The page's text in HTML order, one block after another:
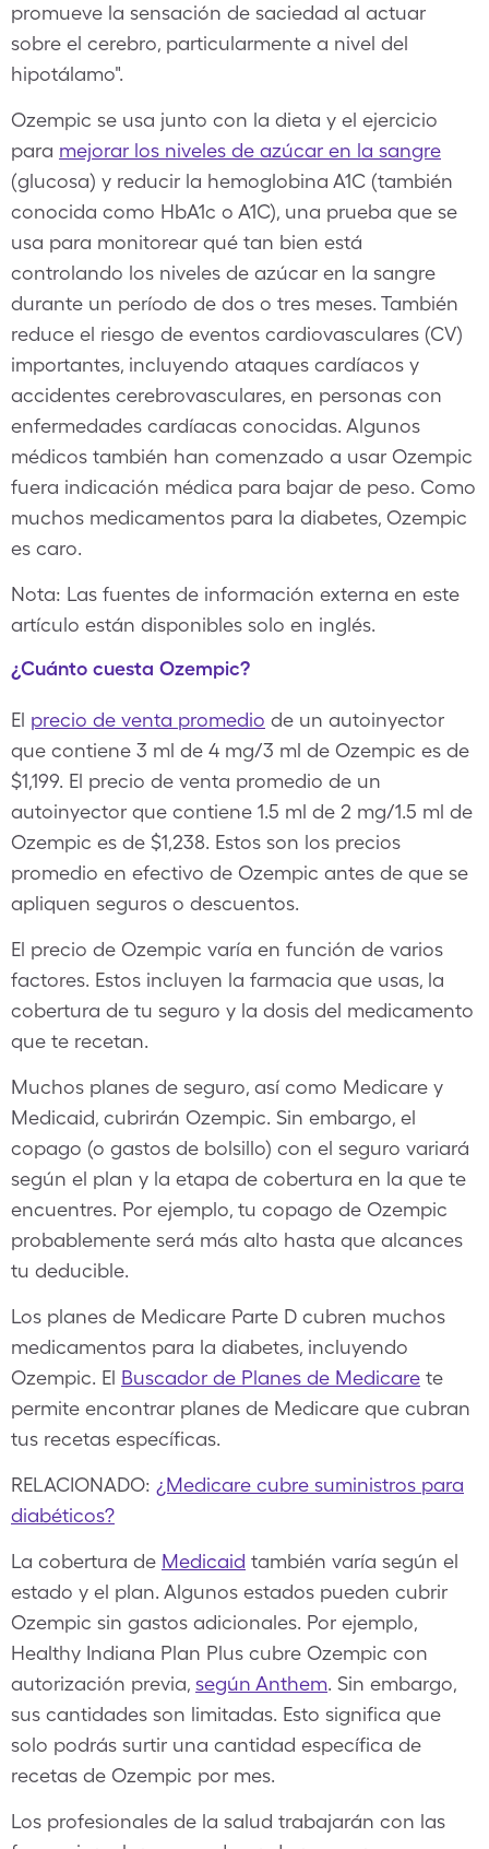
promueve la sensación de saciedad al actuar
sobre el cerebro, particularmente a nivel del
hipotálamo".
Ozempic se usa junto con la dieta y el ejercicio
para mejorar los niveles de azúcar en la sangre
(glucosa) y reducir la hemoglobina A1C (también
conocida como HbA1c o A1C), una prueba que se
usa para monitorear qué tan bien está
controlando los niveles de azúcar en la sangre
durante un período de dos o tres meses. También
reduce el riesgo de eventos cardiovasculares (CV)
importantes, incluyendo ataques cardíacos y
accidentes cerebrovasculares, en personas con
enfermedades cardíacas conocidas. Algunos
médicos también han comenzado a usar Ozempic
fuera indicación médica para bajar de peso. Como
muchos medicamentos para la diabetes, Ozempic
es caro.
Nota: Las fuentes de información externa en este
artículo están disponibles solo en inglés.
¿Cuánto cuesta Ozempic?
El precio de venta promedio de un autoinyector
que contiene 3 ml de 4 mg/3 ml de Ozempic es de
$1,199. El precio de venta promedio de un
autoinyector que contiene 1.5 ml de 2 mg/1.5 ml de
Ozempic es de $1,238. Estos son los precios
promedio en efectivo de Ozempic antes de que se
apliquen seguros o descuentos.
El precio de Ozempic varía en función de varios
factores. Estos incluyen la farmacia que usas, la
cobertura de tu seguro y la dosis del medicamento
que te recetan.
Muchos planes de seguro, así como Medicare y
Medicaid, cubrirán Ozempic. Sin embargo, el
copago (o gastos de bolsillo) con el seguro variará
según el plan y la etapa de cobertura en la que te
encuentres. Por ejemplo, tu copago de Ozempic
probablemente será más alto hasta que alcances
tu deducible.
Los planes de Medicare Parte D cubren muchos
medicamentos para la diabetes, incluyendo
Ozempic. El Buscador de Planes de Medicare te
permite encontrar planes de Medicare que cubran
tus recetas específicas.
RELACIONADO: ¿Medicare cubre suministros para
diabéticos?
La cobertura de Medicaid también varía según el
estado y el plan. Algunos estados pueden cubrir
Ozempic sin gastos adicionales. Por ejemplo,
Healthy Indiana Plan Plus cubre Ozempic con
autorización previa, según Anthem. Sin embargo,
sus cantidades son limitadas. Esto significa que
solo podrás surtir una cantidad específica de
recetas de Ozempic por mes.
Los profesionales de la salud trabajarán con las